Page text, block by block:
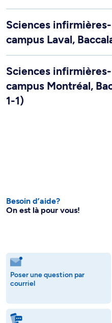
Sciences
campus Laval,
Sciences
campus Montréal,
1-1)
Besoin d’aide?
On est là pour vous!
Poser une question par
courriel